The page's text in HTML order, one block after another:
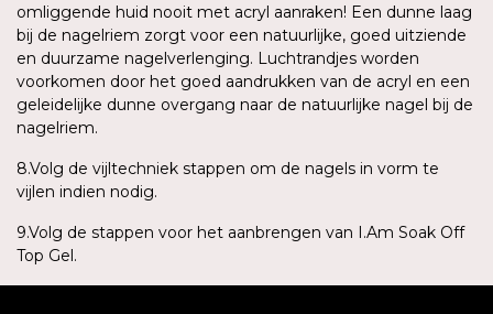
omliggende huid nooit met acryl aanraken! Een dunne laag
bij de nagelriem zorgt voor een natuurlijke, goed uitziende
en duurzame nagelverlenging. Luchtrandjes worden
voorkomen door het goed aandrukken van de acryl en een
geleidelijke dunne overgang naar de natuurlijke nagel bij de
nagelriem.
8.Volg de vijltechniek stappen om de nagels in vorm te
vijlen indien nodig.
9.Volg de stappen voor het aanbrengen van I.Am Soak Off
Top Gel.